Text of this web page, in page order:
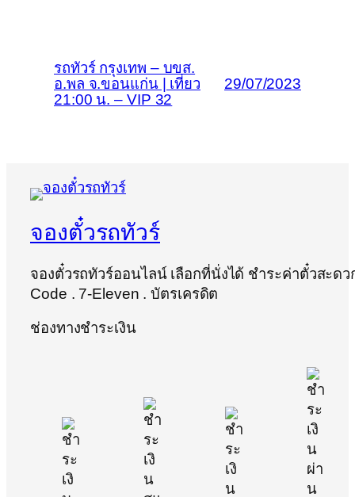
รถทัวร์ กรุงเทพ – บขส.
อ.พล จ.ขอนแก่น | เที่ยว
21:00 น. – VIP 32
29/07/2023
จองตั๋วรถทัวร์
จองตั๋วรถทัวร์ออนไลน์ เลือกที่นั่งได้ ชำระค่าตั๋วสะด
Code . 7-Eleven . บัตรเครดิต
ช่องทางชำระเงิน